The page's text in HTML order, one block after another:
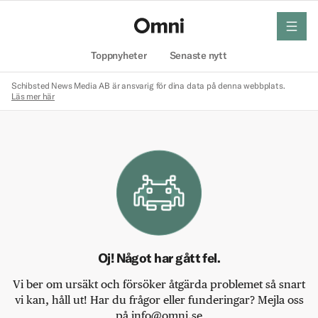
Toppnyheter Senaste nytt
meny
Schibsted News Media AB är ansvarig för dina data på denna webbplats.
Läs mer här
Oj! Något har gått fel.
Vi ber om ursäkt och försöker åtgärda problemet så snart
vi kan, håll ut! Har du frågor eller funderingar? Mejla oss